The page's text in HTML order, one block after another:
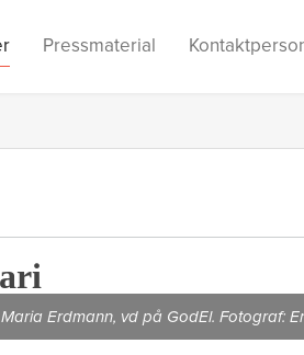
Pressmaterial
Maria Erdmann, vd på GodEl. Fotograf: